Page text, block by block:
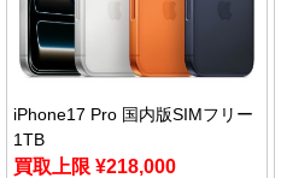
iPhone17 Pro 国内版SIMフリー
1TB
買取上限 ¥218,000